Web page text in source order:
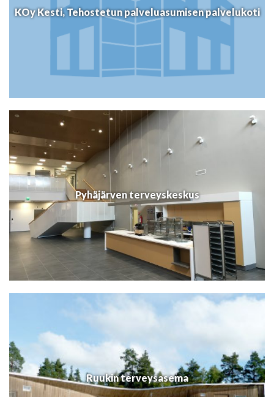
KOy Kesti, Tehostetun palveluasumisen palvelukoti
Pyhäjärven terveyskeskus
Ruukin terveysasema